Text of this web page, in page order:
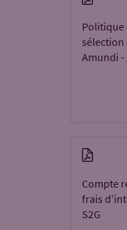
Politique
sélection
Amundi -
Compte
frais
S2G